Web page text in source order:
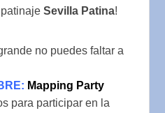
patinajeSevilla Patina!
no puedes faltar a
Mapping Party
para participar en la